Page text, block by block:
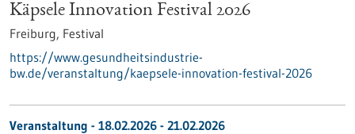
Käpsele Innovation Festival 2026
Freiburg, Festival
https://www.gesundheitsindustrie-
bw.de/veranstaltung/kaepsele-innovation-festival-2026
Veranstaltung - 18.02.2026 - 21.02.2026